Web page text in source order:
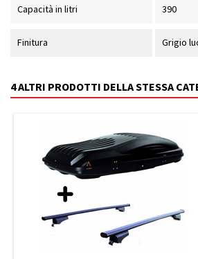
Capacità in litri 390
Finitura Grigio
4 ALTRI PRODOTTI DELLA STESSA